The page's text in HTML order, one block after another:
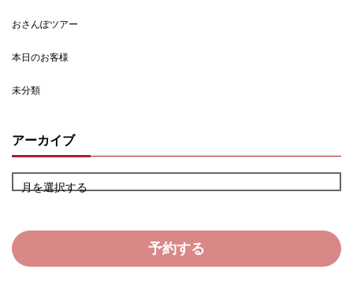
おさんぽツアー
本日のお客様
未分類
アーカイブ
月を選択する
予約する